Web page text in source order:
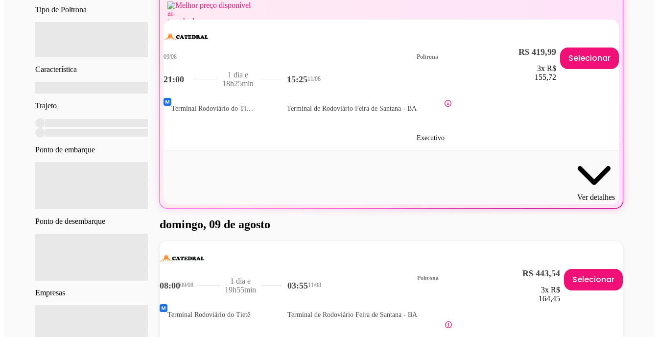
Tipo de Poltrona
Característica
Trajeto
Ponto de embarque
Ponto de desembarque
Empresas
Melhor preço disponível
21:00
09/08
15:2511/08
Terminal de Rodoviário Feira de Santana - BA
1 dia e
18h25min
Poltrona
Executivo
R$ 419,99
3x R$
155,72
Selecionar
Ver detalhes
domingo, 09 de agosto
08:0009/08
Terminal Rodoviário do Tietê
03:5511/08
Terminal de Rodoviário Feira de Santana - BA
1 dia e
19h55min
Poltrona R$ 443,54
3x R$
164,45
Selecionar